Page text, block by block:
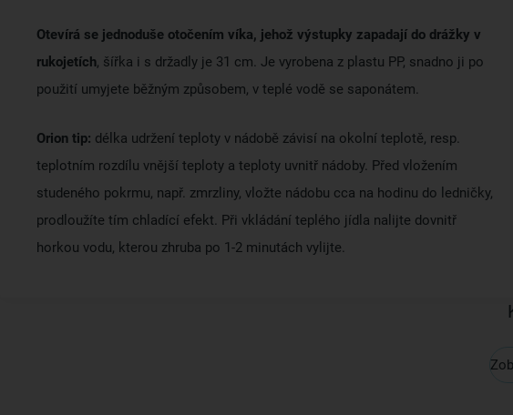
Otevírá se jednoduše otočením víka, jehož výstupky zapadají do drážky v
rukojetích, šířka i s držadly je 31 cm. Je vyrobena z plastu PP, snadno ji po
použití umyjete běžným způsobem, v teplé vodě se saponátem.
Orion tip: délka udržení teploty v nádobě závisí na okolní teplotě, resp.
teplotním rozdílu vnější teploty a teploty uvnitř nádoby. Před vložením
studeného pokrmu, např. zmrzliny, vložte nádobu cca na hodinu do ledničky,
prodloužíte tím chladící efekt. Při vkládání teplého jídla nalijte dovnitř
horkou vodu, kterou zhruba po 1-2 minutách vylijte.